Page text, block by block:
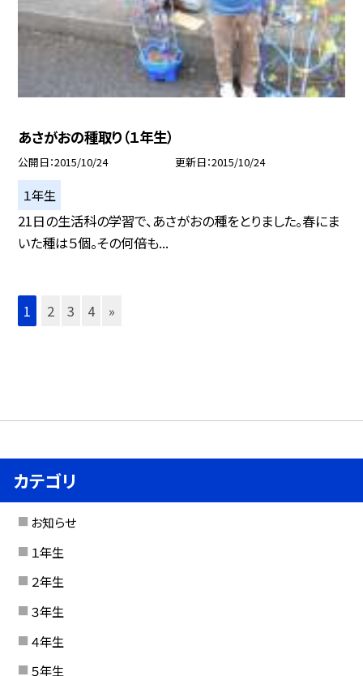
あさがおの種取り（１年生）
公開日 2015/10/24 更新日 2015/10/24
１年生
21日の生活科の学習で、あさがおの種をとりました。春にま
いた種は５個。その何倍も...
1 2 3 4 »
カテゴリ
お知らせ
１年生
２年生
３年生
４年生
５年生